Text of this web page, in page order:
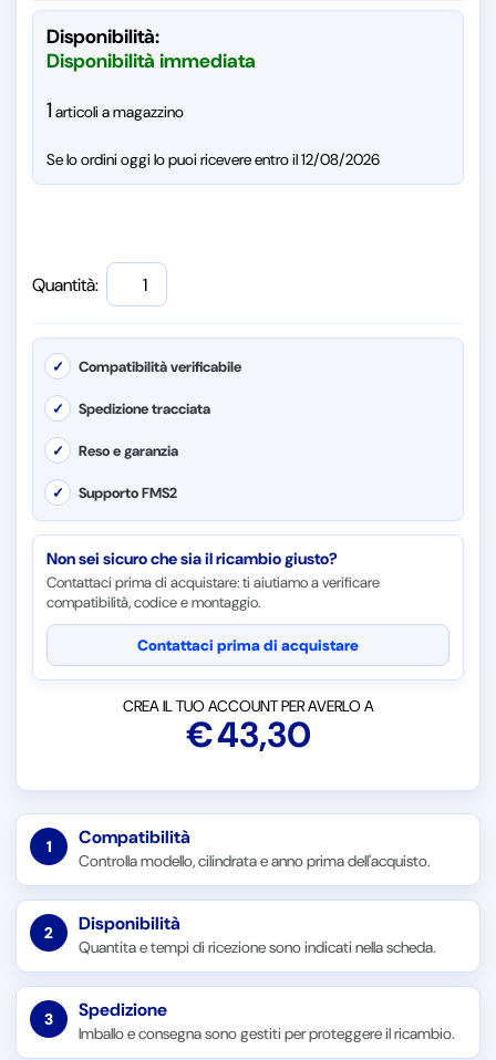
Disponibilità:
Disponibilità immediata
1articoli a magazzino
Se lo ordini oggi lo puoi ricevere entro il 12/08/2026
Quantità:
✓ Compatibilità verificabile
✓ Spedizione tracciata
✓ Reso e garanzia
✓ Supporto FMS2
Non sei sicuro che sia il ricambio giusto?
Contattaci prima di acquistare: ti aiutiamo a verificare
compatibilità, codice e montaggio.
Contattaci prima di acquistare
CREA IL TUO ACCOUNT PER AVERLO A
€43,30
1 Compatibilità
Controlla modello, cilindrata e anno prima dell'acquisto.
2 Disponibilità
Quantita e tempi di ricezione sono indicati nella scheda.
3 Spedizione
Imballo e consegna sono gestiti per proteggere il ricambio.